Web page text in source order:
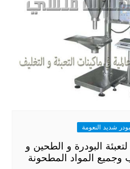
شديد النعومة
لتعبئة البودرة و الطحين و
وجميع المواد المطحونة